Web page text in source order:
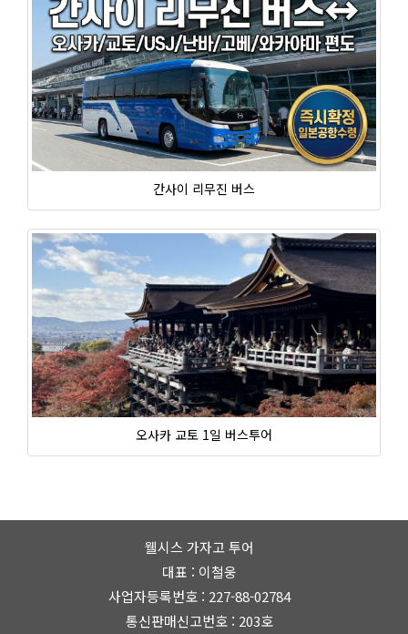
간사이 리무진 버스
오사카 교토 1일 버스투어
웰시스 가자고 투어
대표 : 이철웅
사업자등록번호 : 227-88-02784
통신판매신고번호 : 203호